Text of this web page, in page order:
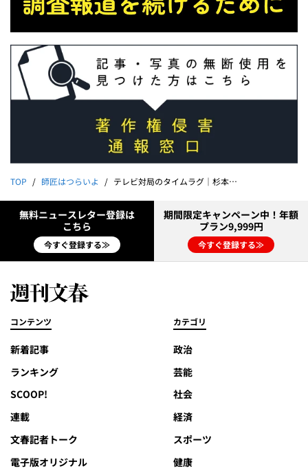
TOP 師匠はつらいよ テレビ対局のタイムラグ｜杉本昌隆
無料ニュースレター登録は
こちら
今すぐ登録する≫
期間限定キャンペーン中！年額
プラン9,999円
今すぐ登録する≫
コンテンツ
新着記事
ランキング
SCOOP!
連載
文春記者トーク
電子版オリジナル
カテゴリ
政治
芸能
社会
経済
スポーツ
健康